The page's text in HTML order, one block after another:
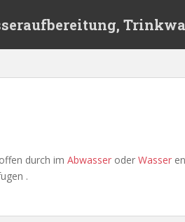
durch im Abwasser oder Wasser
.